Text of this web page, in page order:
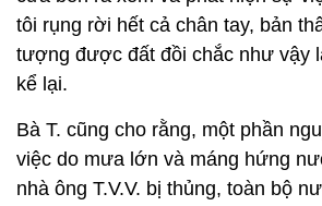
tôi rụng rời hết cả chân tay, bản
tượng được đất đồi chắc như vậy
kể lại.
Bà T. cũng cho rằng, một phần
việc do mưa lớn và máng hứng
nhà ông T.V.V. bị thủng, toàn bộ